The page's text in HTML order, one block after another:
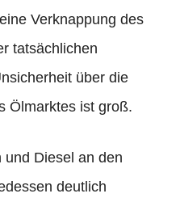
Verknappung des
tatsächlichen
über die
Ölmarktes ist groß.
Diesel an den
deutlich